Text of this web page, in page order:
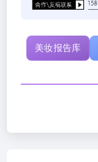
美妆报告库